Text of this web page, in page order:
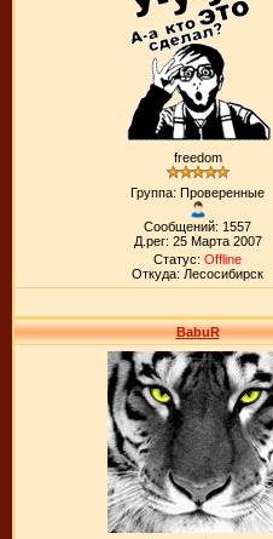
freedom
Группа: Проверенные
Сообщений: 1557
Д.рег: 25 Марта 2007
Статус: Offline
Откуда: Лесосибирск
BabuR